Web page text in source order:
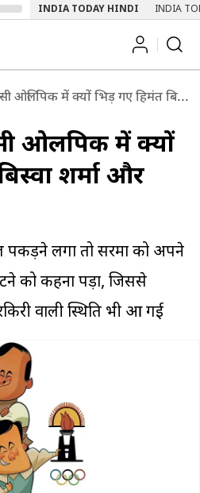
INDIA TODAY HINDI INDIA
में क्यों भिड़ गए हिमंत बिस्वा शर्मा और सोनोवाल?
ओलिंपिक में क्यों
शर्मा और
पकड़ने लगा तो सरमा को अपने
को कहना पड़ा, जिससे
वाली स्थिति भी आ गई